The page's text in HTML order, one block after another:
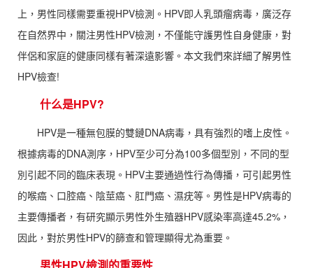
上，男性同樣需要重視HPV檢測。HPV即人乳頭瘤病毒，廣泛存
在自然界中，關注男性HPV檢測，不僅能守護男性自身健康，對
伴侶和家庭的健康同樣有著深遠影響。本文我們來詳細了解男性
HPV檢查!
什么是HPV?
HPV是一種無包膜的雙鏈DNA病毒，具有強烈的嗜上皮性。
根據病毒的DNA測序，HPV至少可分為100多個型別，不同的型
別引起不同的臨床表現。HPV主要通過性行為傳播，可引起男性
的喉癌、口腔癌、陰莖癌、肛門癌、濕疣等。男性是HPV病毒的
主要傳播者，有研究顯示男性外生殖器HPV感染率高達45.2%，
因此，對於男性HPV的篩查和管理顯得尤為重要。